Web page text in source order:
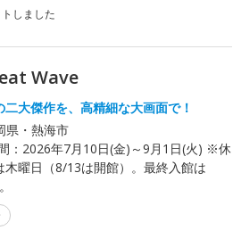
しました
Wave
二大傑作を、高精細な大画面で！
県・熱海市
： 2026年7月10日(金)～9月1日(火) ※休
木曜日（8/13は開館）。最終入館は